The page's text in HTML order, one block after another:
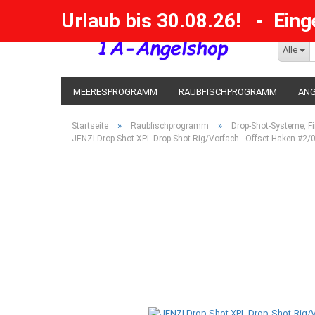
Alle
Urlaub bis 30.08.26! -
MEERESPROGRAMM RAUBFISCHPROGRAMM
KESCHER / SENKE / GAFF POSEN SBIRULINOS
Startseite » Raubfischprogramm » Drop-Shot-Systeme,
JENZI Drop Shot XPL Drop-Shot-Rig/Vorfach - Offset Haken #2/